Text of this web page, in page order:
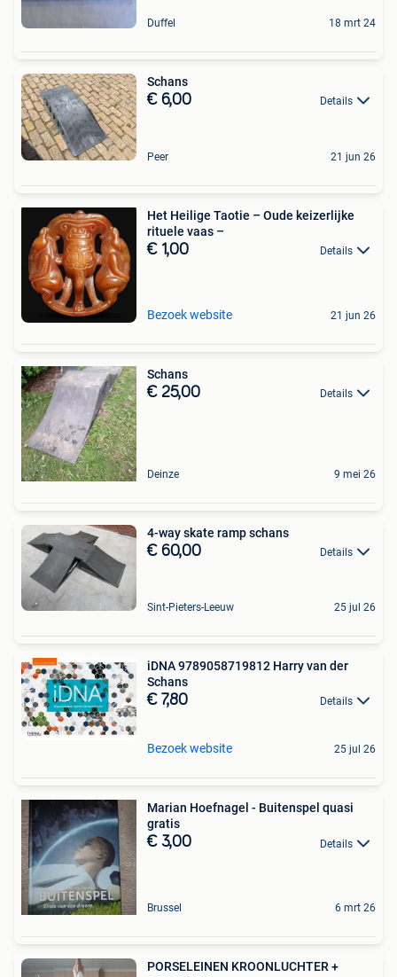
Duffel 18 mrt 24
Schans
€ 6,00 Details
Peer 21 jun 26
Het Heilige Taotie – Oude keizerlijke
rituele vaas –
€ 1,00 Details
Bezoek website 21 jun 26
Schans
€ 25,00 Details
Deinze 9 mei 26
4-way skate ramp schans
€ 60,00 Details
Sint-Pieters-Leeuw 25 jul 26
iDNA 9789058719812 Harry van der
Schans
€ 7,80 Details
Bezoek website 25 jul 26
Marian Hoefnagel - Buitenspel quasi
gratis
€ 3,00 Details
Brussel 6 mrt 26
PORSELEINEN KROONLUCHTER +